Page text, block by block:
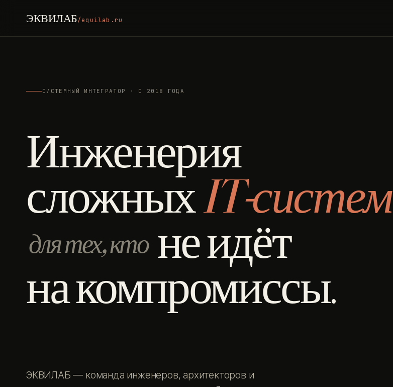
ЭКВИЛАБ/equilab.ru
СИСТЕМНЫЙ ИНТЕГРАТОР · С 2018 ГОДА
Инженерия
сложныхIT-систем
для тех, кто не идёт
на компромиссы.
ЭКВИЛАБ — команда инженеров, архитекторов и